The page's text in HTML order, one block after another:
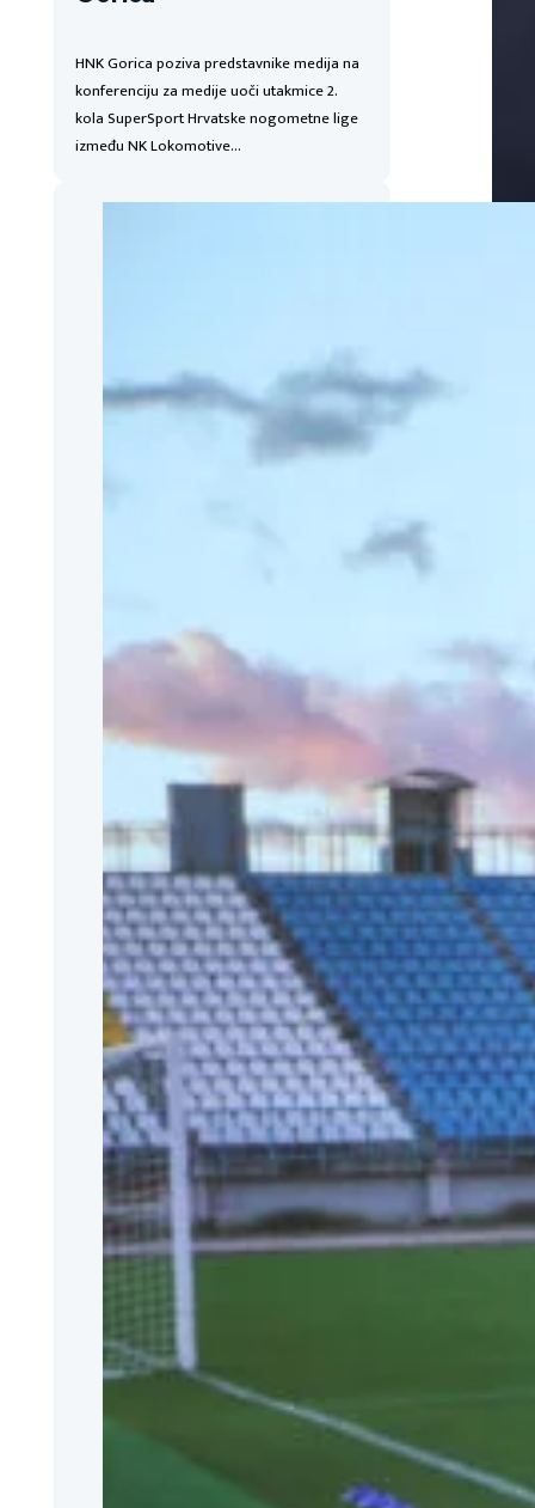
HNK Gorica poziva predstavnike medija na
konferenciju za medije uoči utakmice 2.
kola SuperSport Hrvatske nogometne lige
između NK Lokomotive…